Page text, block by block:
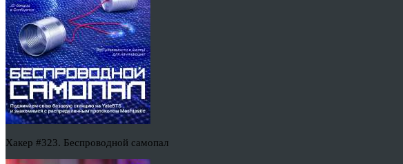
Хакер #323. Беспроводной самопал